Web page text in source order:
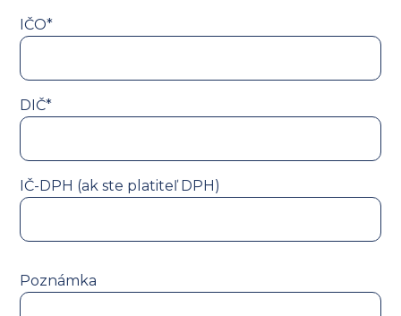
IČO*
DIČ*
IČ-DPH (ak ste platiteľ DPH)
Poznámka